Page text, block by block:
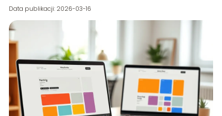
Data publikacji: 2026-03-16